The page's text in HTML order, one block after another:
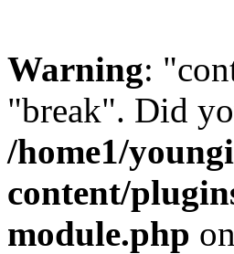
Warning:
"break". Did
/home1/
content/
module.php